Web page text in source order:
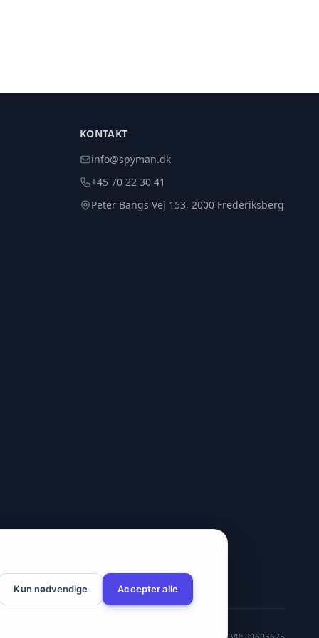
KONTAKT
info@spyman.dk
+45 70 22 30 41
Peter Bangs Vej 153, 2000 Frederiksberg
Kun nødvendige Accepter alle